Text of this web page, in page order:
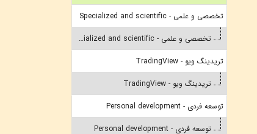
تخصصی و علمی - Specialized and scientific
تخصصی و علمی - Specialized and scientific
تریدینگ ویو - TradingView
تریدینگ ویو - TradingView
توسعه فردی - Personal development
توسعه فردی - Personal development